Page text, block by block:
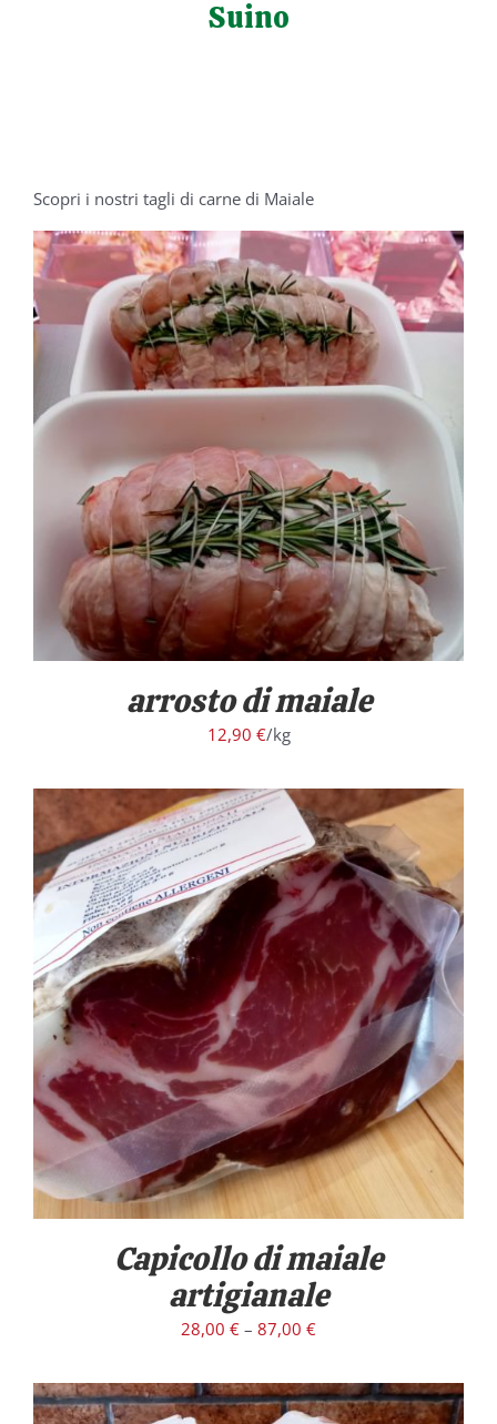
Suino
Scopri i nostri tagli di carne di Maiale
/ DETTAGLI
arrosto di maiale
12,90 €/kg
/ DETTAGLI
Capicollo di maiale
artigianale
28,00 € – 87,00 €